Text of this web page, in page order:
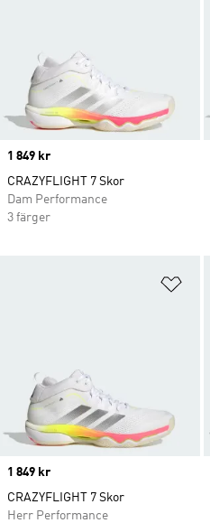
Price
1 849 kr
CRAZYFLIGHT 7 Skor
Dam Performance
3 färger
Price
1 849 kr
CRAZYFLIGHT 7 Skor
Herr Performance